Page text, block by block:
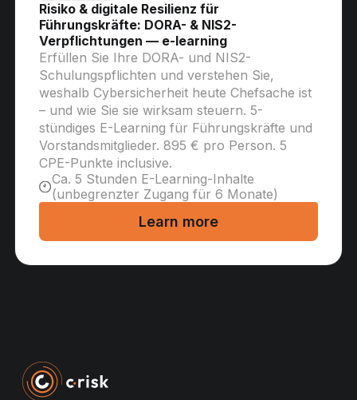
Risiko & digitale Resilienz für
Führungskräfte: DORA- & NIS2-
Verpflichtungen — e-learning
Erfüllen Sie Ihre DORA- und NIS2-
Schulungspflichten und verstehen Sie,
weshalb Cybersicherheit heute Chefsache ist
– und wie Sie sie wirksam steuern. 5-
stündiges E-Learning für Führungskräfte und
Vorstandsmitglieder. 895 € pro Person. 5
CPE-Punkte inclusive.
Ca. 5 Stunden E-Learning-Inhalte
(unbegrenzter Zugang für 6 Monate)
Learn more